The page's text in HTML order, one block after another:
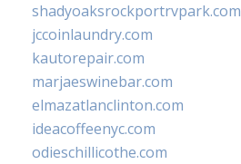
shadyoaksrockportrvpark.com
jccoinlaundry.com
kautorepair.com
marjaeswinebar.com
elmazatlanclinton.com
ideacoffeenyc.com
odieschillicothe.com